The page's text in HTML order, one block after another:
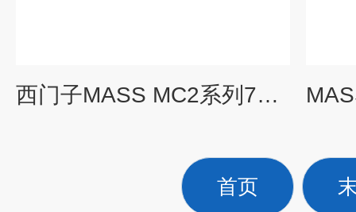
西门子MASS MC2系列7ME质量流量计
首页